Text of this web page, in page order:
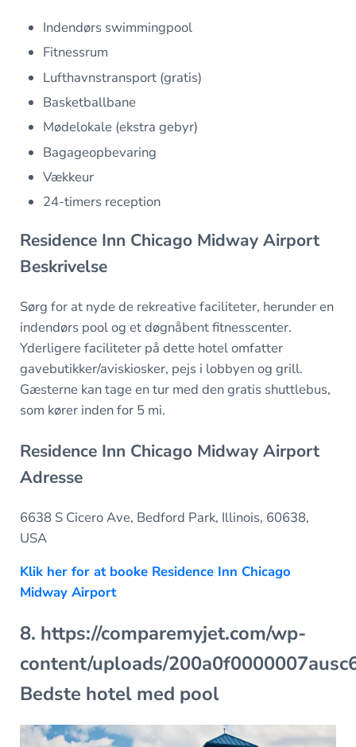
Indendørs swimmingpool
Fitnessrum
Lufthavnstransport (gratis)
Basketballbane
Mødelokale (ekstra gebyr)
Bagageopbevaring
Vækkeur
24-timers reception
Residence Inn Chicago Midway Airport
Beskrivelse
Sørg for at nyde de rekreative faciliteter, herunder en
indendørs pool og et døgnåbent fitnesscenter.
Yderligere faciliteter på dette hotel omfatter
gavebutikker/aviskiosker, pejs i lobbyen og grill.
Gæsterne kan tage en tur med den gratis shuttlebus,
som kører inden for 5 mi.
Residence Inn Chicago Midway Airport
Adresse
6638 S Cicero Ave, Bedford Park, Illinois, 60638,
USA
Klik her for at booke Residence Inn Chicago
Midway Airport
8. https://comparemyjet.com/wp-
content/uploads/
Bedste hotel med pool